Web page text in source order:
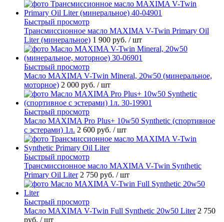
Быстрый просмотр
Трансмиссионное масло MAXIMA V-Twin Primary Oil
Liter (минеральное) 1 900 руб. / шт
Быстрый просмотр
Масло MAXIMA V-Twin Mineral, 20w50 (минеральное,
моторное) 2 000 руб. / шт
Быстрый просмотр
Масло MAXIMA Pro Plus+ 10w50 Synthetic (спортивное
с эстерами) 1л. 2 600 руб. / шт
Быстрый просмотр
Трансмиссионное масло MAXIMA V-Twin Synthetic
Primary Oil Liter 2 750 руб. / шт
Быстрый просмотр
Масло MAXIMA V-Twin Full Synthetic 20w50 Liter 2 750
руб. / шт